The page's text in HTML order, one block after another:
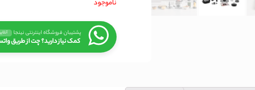
ناموجود
پشتیبان فروشگاه اینترنتی نینجا
کمک نیاز دارید؟ چت از طریق